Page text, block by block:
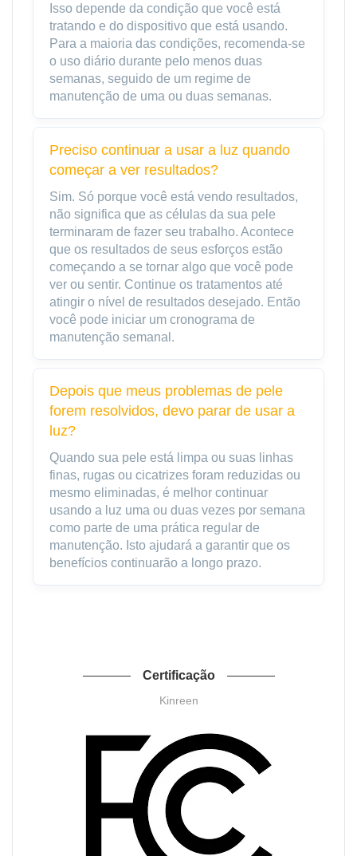
Isso depende da condição que você está
tratando e do dispositivo que está usando.
Para a maioria das condições, recomenda-se
o uso diário durante pelo menos duas
semanas, seguido de um regime de
manutenção de uma ou duas semanas.
Preciso continuar a usar a luz quando
começar a ver resultados?
Sim. Só porque você está vendo resultados,
não significa que as células da sua pele
terminaram de fazer seu trabalho. Acontece
que os resultados de seus esforços estão
começando a se tornar algo que você pode
ver ou sentir. Continue os tratamentos até
atingir o nível de resultados desejado. Então
você pode iniciar um cronograma de
manutenção semanal.
Depois que meus problemas de pele
forem resolvidos, devo parar de usar a
luz?
Quando sua pele está limpa ou suas linhas
finas, rugas ou cicatrizes foram reduzidas ou
mesmo eliminadas, é melhor continuar
usando a luz uma ou duas vezes por semana
como parte de uma prática regular de
manutenção. Isto ajudará a garantir que os
benefícios continuarão a longo prazo.
Certificação
Kinreen